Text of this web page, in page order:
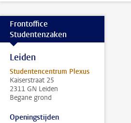
Frontoffice
Studentenzaken
Leiden
Studentencentrum Plexus
Kaiserstraat 25
2311 GN Leiden
Begane grond
Openingstijden